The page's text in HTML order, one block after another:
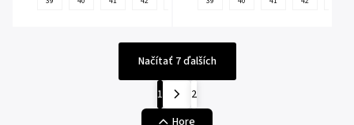
Načítať 7 ďalších
1
2